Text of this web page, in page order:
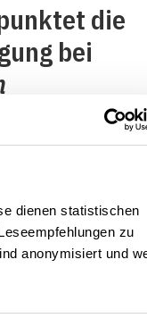
dienen statistischen
zu
anonymisiert und
die
bei
. Sowohl
Zugangs
wird